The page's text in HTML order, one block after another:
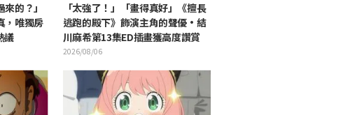
的？」
，唯獨房
議
「太強了！」「畫得真好」《擅長
逃跑的殿下》飾演主角的聲優·結
川麻希第13集ED插畫獲高度讚賞
2026/08/06